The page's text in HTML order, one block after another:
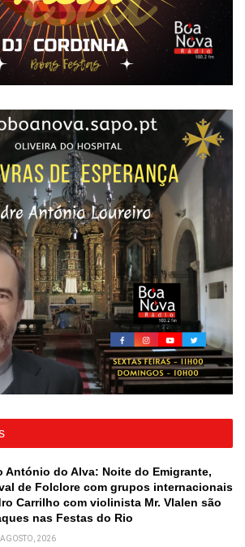
António do Alva: Noite do Emigrante,
de Folclore com grupos internacionais
Carrilho com violinista Mr. Vlalen são
nas Festas do Rio
AGOSTO, 2026